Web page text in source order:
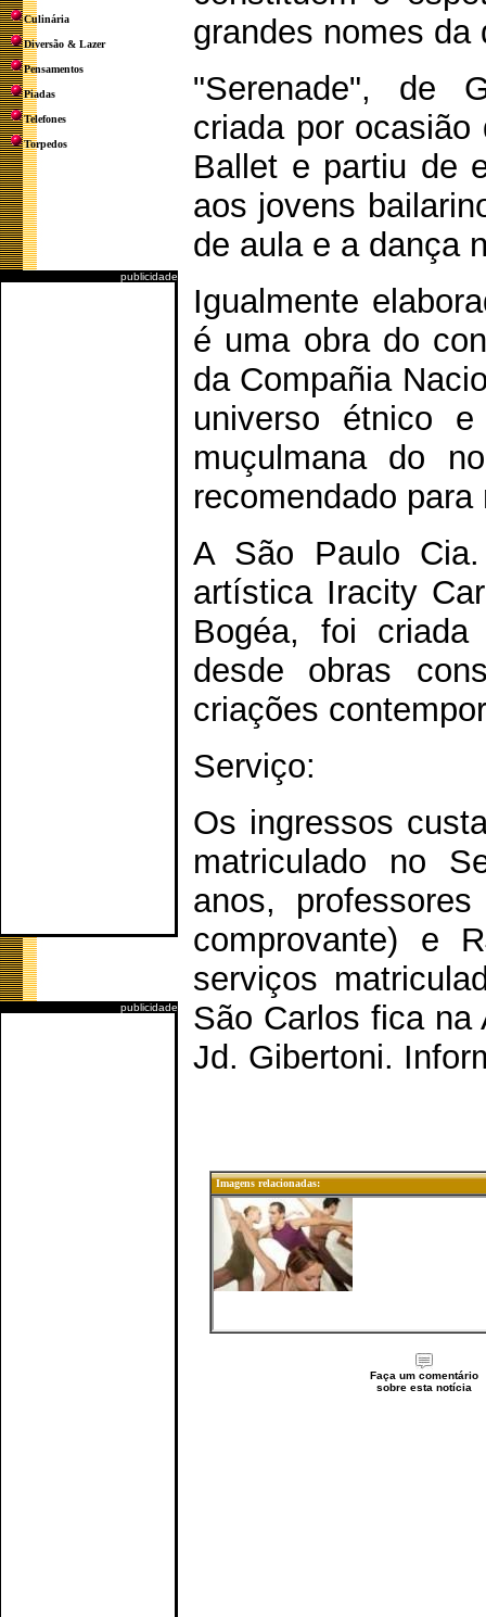
Culinária
Diversão & Lazer
Pensamentos
Piadas
Telefones
Torpedos
publicidade
publicidade
grandes nomes da
"Serenade", de
criada por
Ballet e partiu de
aos jovens
de aula e a dança
Igualmente
é uma obra do
da Compañia
universo étnico
muçulmana do
recomendado
A São Paulo
artística Iracity
Bogéa, foi
desde obras
criações
Serviço:
Os ingressos
matriculado no
anos,
comprovante) e
serviços
São Carlos fica na
Jd. Gibertoni.
Imagens relacionadas:
Faça um comentário
sobre esta notícia